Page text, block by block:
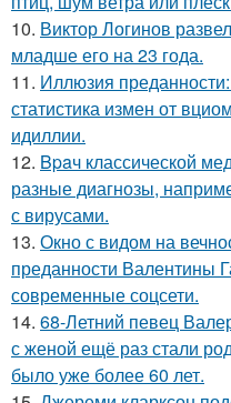
10. Виктор Логинов
младше его на 23 года.
11. Иллюзия
статистика измен от
идиллии.
12. Bpaч классической
разные диагнозы,
с вирусами.
13. Окно с видом на
преданности Валентины
современные соцсети.
14. 68-Летний певец
с женой ещё раз стали
было уже более 60 лет.